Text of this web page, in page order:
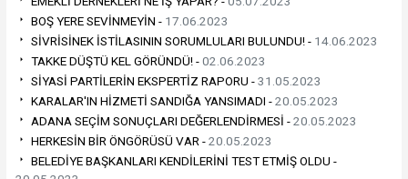
BOŞ YERE SEVİNMEYİN - 17.06.2023
SİVRİSİNEK İSTİLASININ SORUMLULARI BULUNDU! - 14.06.2023
TAKKE DÜŞTÜ KEL GÖRÜNDÜ! -02.06.2023
SİYASİ PARTİLERİN EKSPERTİZ RAPORU -31.05.2023
KARALAR'IN HİZMETİ SANDIĞA YANSIMADI -20.05.2023
ADANA SEÇİM SONUÇLARI DEĞERLENDİRMESİ -20.05.2023
HERKESİN BİR ÖNGÖRÜSÜ VAR -20.05.2023
BELEDİYE BAŞKANLARI KENDİLERİNİ TEST ETMİŞ OLDU -